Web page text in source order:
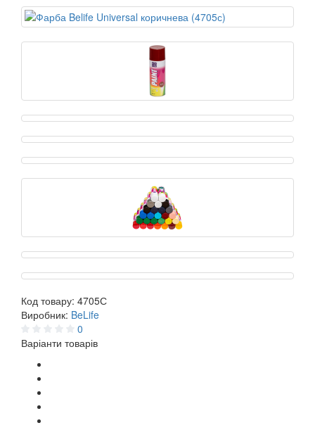
Код товару: 4705С
Виробник: BeLife
0
Варіанти товарів